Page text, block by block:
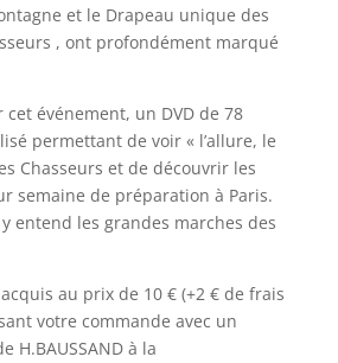
et le Drapeau unique des
, ont profondément marqué
événement, un DVD de 78
permettant de voir « l’allure, le
Chasseurs et de découvrir les
semaine de préparation à Paris.
entend les grandes marches des
au prix de 10 € (+2 € de frais
votre commande avec un
H.BAUSSAND à la